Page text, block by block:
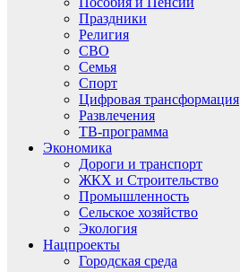
Праздники
Религия
СВО
Семья
Спорт
Цифровая трансформация
Развлечения
ТВ-программа
Экономика
Дороги и транспорт
ЖКХ и Строительство
Промышленность
Сельское хозяйство
Экология
Нацпроекты
Городская среда